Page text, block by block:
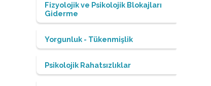
Fizyolojik ve Psikolojik Blokajları
Giderme
Yorgunluk - Tükenmişlik
Psikolojik Rahatsızlıklar